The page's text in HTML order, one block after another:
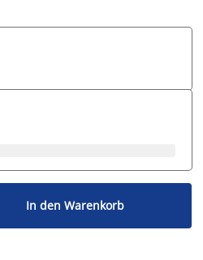
In den Warenkorb